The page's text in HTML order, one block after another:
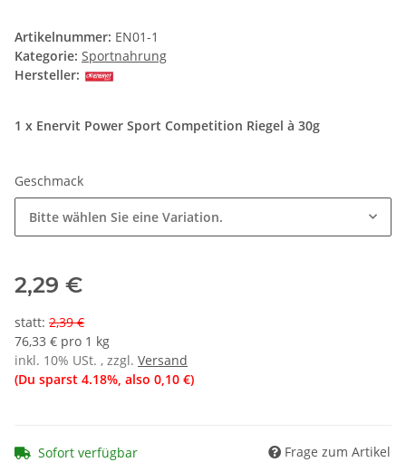
Artikelnummer: EN01-1
Kategorie: Sportnahrung
Hersteller:
1 x Enervit Power Sport Competition Riegel à 30g
Geschmack
Bitte wählen Sie eine Variation.
2,29 €
statt: 2,39 €
76,33 € pro 1 kg
inkl. 10% USt. , zzgl. Versand
(Du sparst 4.18%, also 0,10 €)
Sofort verfügbar Frage zum Artikel